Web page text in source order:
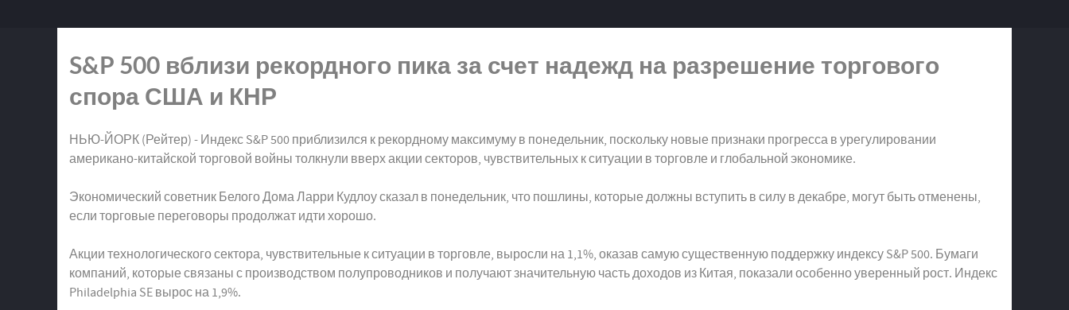
S&P 500 вблизи рекордного пика за счет надежд на разрешение торгового
спора США и КНР
НЬЮ-ЙОРК (Рейтер) - Индекс S&P 500 приблизился к рекордному максимуму в понедельник, поскольку новые признаки прогресса в урегулировании
американо-китайской торговой войны толкнули вверх акции секторов, чувствительных к ситуации в торговле и глобальной экономике.
Экономический советник Белого Дома Ларри Кудлоу сказал в понедельник, что пошлины, которые должны вступить в силу в декабре, могут быть отменены,
если торговые переговоры продолжат идти хорошо.
Акции технологического сектора, чувствительные к ситуации в торговле, выросли на 1,1%, оказав самую существенную поддержку индексу S&P 500. Бумаги
компаний, которые связаны с производством полупроводников и получают значительную часть доходов из Китая, показали особенно уверенный рост. Индекс
Philadelphia SE вырос на 1,9%.